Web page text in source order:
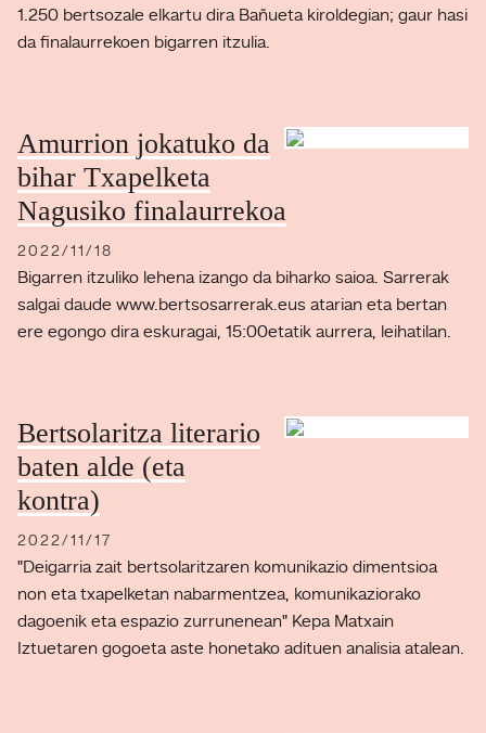
1.250 bertsozale elkartu dira Bañueta kiroldegian; gaur hasi
da finalaurrekoen bigarren itzulia.
Amurrion jokatuko da
bihar Txapelketa
Nagusiko finalaurrekoa
2022/11/18
Bigarren itzuliko lehena izango da biharko saioa. Sarrerak
salgai daude www.bertsosarrerak.eus atarian eta bertan
ere egongo dira eskuragai, 15:00etatik aurrera, leihatilan.
Bertsolaritza literario
baten alde (eta
kontra)
2022/11/17
"Deigarria zait bertsolaritzaren komunikazio dimentsioa
non eta txapelketan nabarmentzea, komunikaziorako
dagoenik eta espazio zurrunenean" Kepa Matxain
Iztuetaren gogoeta aste honetako adituen analisia atalean.